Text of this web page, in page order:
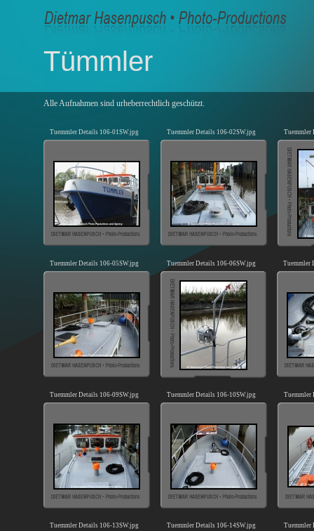
Tümmler
Alle Aufnahmen sind urheberrechtlich geschützt.
Tuemmler Details 106-01SW.jpg Tuemmler Details 106-02SW.jpg Tuemmler
Tuemmler Details 106-05SW.jpg Tuemmler Details 106-06SW.jpg Tuemmler
Tuemmler Details 106-09SW.jpg Tuemmler Details 106-10SW.jpg Tuemmler
Tuemmler Details 106-13SW.jpg Tuemmler Details 106-14SW.jpg Tuemmler